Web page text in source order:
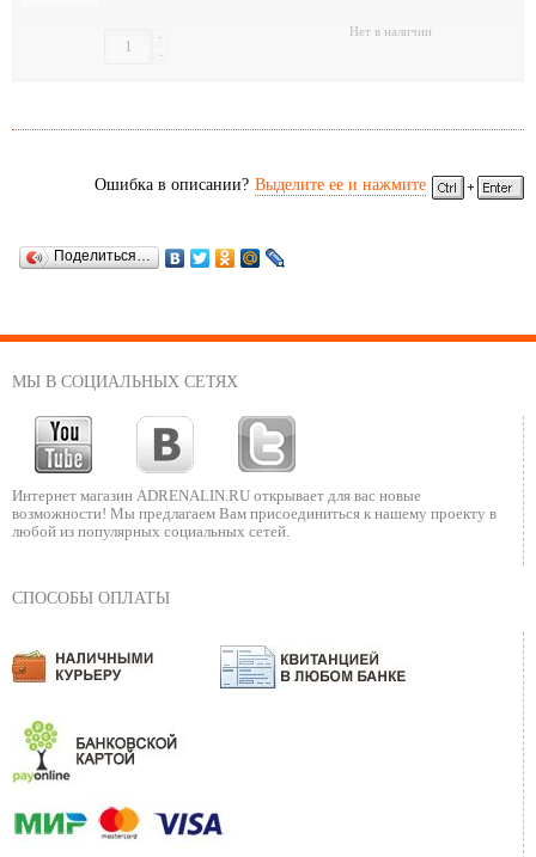
-
+ Нет в наличии
Ошибка в описании? Выделите ее и нажмите
Поделиться…
МЫ В СОЦИАЛЬНЫХ СЕТЯХ
Интернет магазин ADRENALIN.RU открывает для вас новые
возможности! Мы предлагаем Вам присоединиться к нашему проекту в
любой из популярных социальных сетей.
СПОСОБЫ ОПЛАТЫ